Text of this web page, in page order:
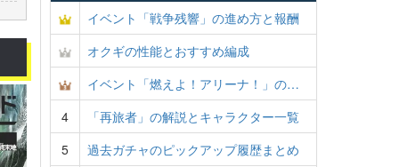
イベント「戦争残響」の進め方と報酬
オクギの性能とおすすめ編成
イベント「燃えよ！アリーナ！」の…
4
「再旅者」の解説とキャラクター一覧
5
過去ガチャのピックアップ履歴まとめ